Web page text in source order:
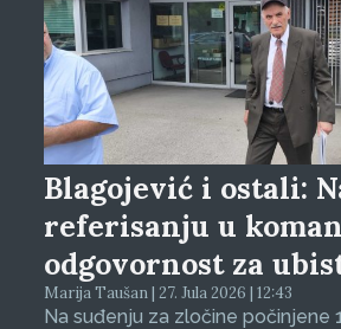
Blagojević i ostali:
referisanju u
odgovornost za
Marija Taušan | 27. Jula 2026 | 12:43
Na suđenju za zločine počinjene